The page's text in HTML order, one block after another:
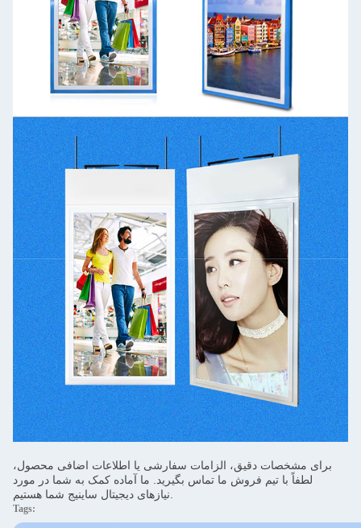
برای مشخصات دقیق، الزامات سفارشی یا اطلاعات اضافی محصول،
لطفاً با تیم فروش ما تماس بگیرید. ما آماده کمک به شما در مورد
نیازهای دیجیتال ساینیج شما هستیم.
Tags: